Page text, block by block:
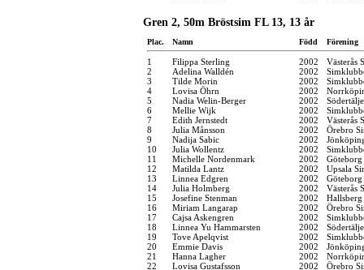
Gren 2, 50m Bröstsim FL 13, 13 år
Plac. Namn Född Förening
1 Filippa Sterling 2002
Västerås
2
Adelina Walldén 2002
3
Tilde Morin 2002
4
Lovisa Öhrn 2002
5
Nadia Welin-Berger 2002
6
Mellie Wijk 2002
7
Edith Jernstedt 2002
Västerås
8
Julia Månsson 2002
Örebro
9
Nadija Sabic 2002
10
Julia Wollentz 2002
11
Michelle Nordenmark 2002
Göteborg
12
Matilda Lantz 2002
Upsala
13
Linnea Edgren 2002
Göteborg
14
Julia Holmberg 2002
Västerås
15
Josefine Stenman 2002
16
Miriam Langarap 2002
Örebro
17
Cajsa Askengren 2002
18
Linnea Yu Hammarsten 2002
19
Tove Apelqvist 2002
20
Emmie Davis 2002
21
Hanna Lagher 2002
22
Lovisa Gustafsson 2002
Örebro